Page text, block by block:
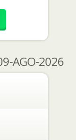
AGO-2026